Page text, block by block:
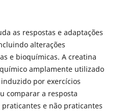
as respostas e adaptações
alterações
e bioquímicas. A creatina
amplamente utilizado
por exercícios
comparar a resposta
e não praticantes